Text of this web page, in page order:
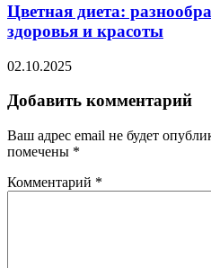
Цветная диета:
здоровья и красоты
02.10.2025
Добавить комментарий
Ваш адрес email не будет
помечены *
Комментарий *